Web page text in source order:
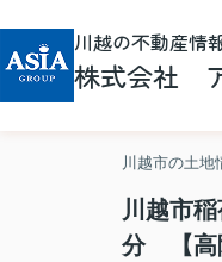
川越の不動産情
株式会社
川越市の土地
川越市
分 【高